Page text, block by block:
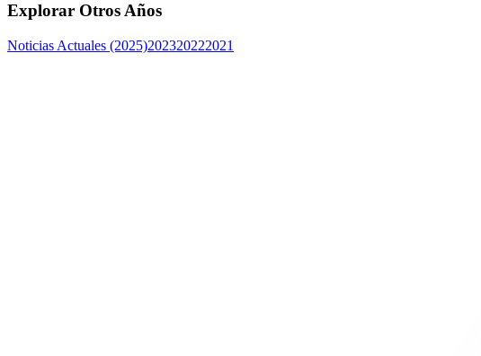
Explorar Otros Años
Noticias Actuales (2025)202320222021